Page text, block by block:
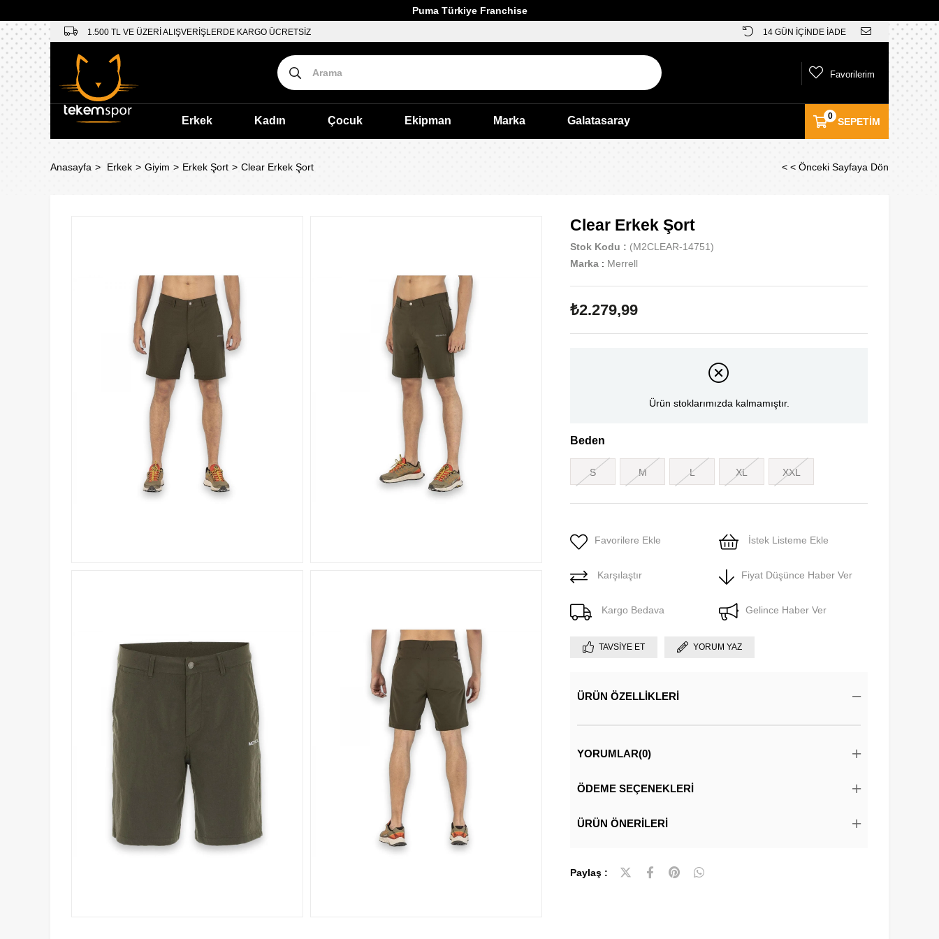
Puma Türkiye Franchise
1.500 TL VE ÜZERİ ALIŞVERİŞLERDE KARGO ÜCRETSİZ 14 GÜN İÇİNDE İADE
SEPETIM
0
Favorilerim
Erkek Kadın Çocuk Ekipman Marka Galatasaray
Anasayfa Erkek Giyim Erkek Şort Clear Erkek Şort < < Önceki Sayfaya Dön
Clear Erkek Şort
Stok Kodu
(M2CLEAR-14751)
Marka : Merrell
₺2.279,99
Ürün stoklarımızda kalmamıştır.
Beden
S M L XL XXL
Favorilere Ekle İstek Listeme Ekle
Karşılaştır Fiyat Düşünce Haber Ver
Kargo Bedava Gelince Haber Ver
TAVSIYE ET YORUM YAZ
ÜRÜN ÖZELLIKLERI
YORUMLAR(0)
ÖDEME SEÇENEKLERI
ÜRÜN ÖNERILERI
Paylaş :